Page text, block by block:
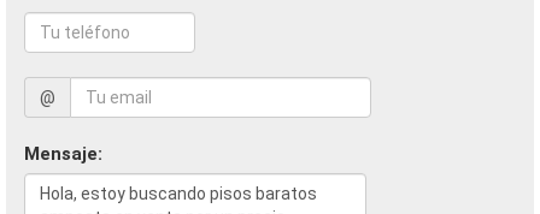
@
Mensaje: